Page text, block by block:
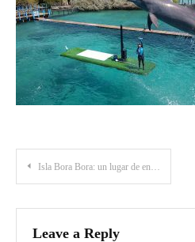
Post
navigation
Isla Bora Bora: un lugar de ensueño cerca a Cartagena de Indias
Leave a Reply